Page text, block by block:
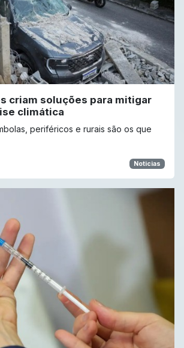
criam soluções para mitigar
climática
periféricos e rurais são os que
Noticias